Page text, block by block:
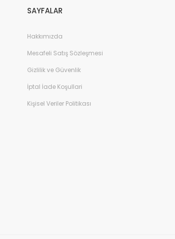
SAYFALAR
Hakkımızda
Mesafeli Satış Sözleşmesi
Gizlilik ve Güvenlik
İptal İade Koşullari
Kişisel Veriler Politikası